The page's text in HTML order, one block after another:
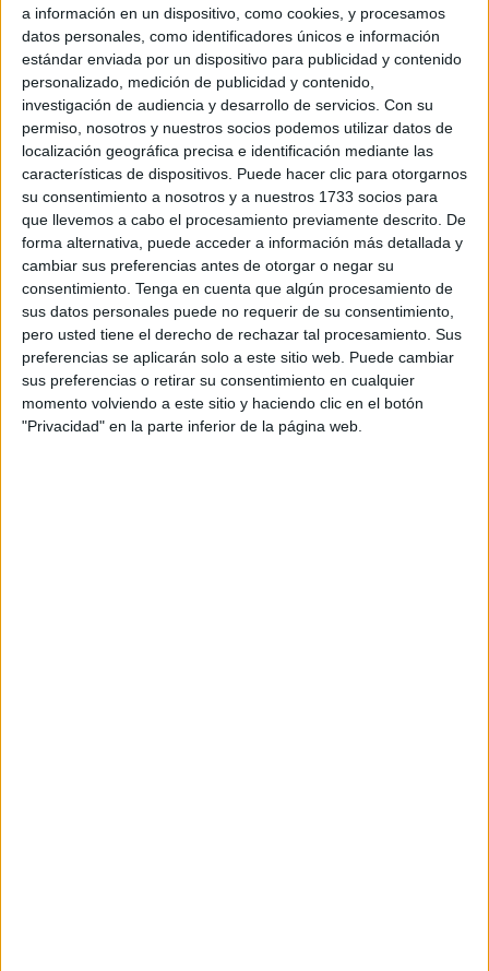
a información en un dispositivo, como cookies, y procesamos
datos personales, como identificadores únicos e información
estándar enviada por un dispositivo para publicidad y contenido
personalizado, medición de publicidad y contenido,
investigación de audiencia y desarrollo de servicios. Con su
permiso, nosotros y nuestros socios podemos utilizar datos de
localización geográfica precisa e identificación mediante las
características de dispositivos. Puede hacer clic para otorgarnos
su consentimiento a nosotros y a nuestros 1733 socios para
que llevemos a cabo el procesamiento previamente descrito. De
forma alternativa, puede acceder a información más detallada y
cambiar sus preferencias antes de otorgar o negar su
consentimiento. Tenga en cuenta que algún procesamiento de
sus datos personales puede no requerir de su consentimiento,
pero usted tiene el derecho de rechazar tal procesamiento. Sus
preferencias se aplicarán solo a este sitio web. Puede cambiar
sus preferencias o retirar su consentimiento en cualquier
momento volviendo a este sitio y haciendo clic en el botón
"Privacidad" en la parte inferior de la página web.